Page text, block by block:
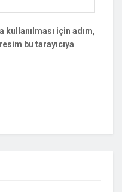
için adım,
bu tarayıcıya